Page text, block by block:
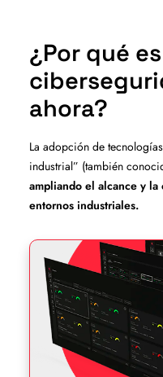
¿Por qué
ahora?
La adopción de
industrial” (también
ampliando el alcance y
entornos industriales.